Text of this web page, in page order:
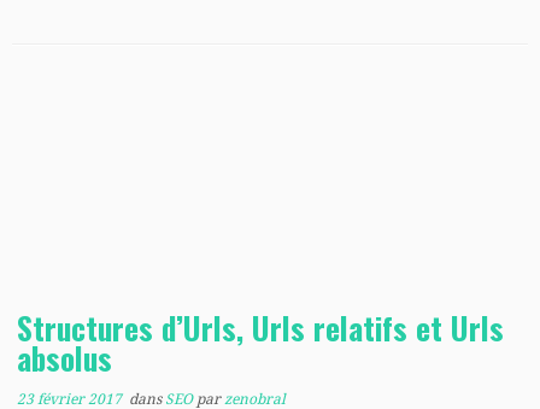
Structures d’Urls, Urls relatifs et Urls
absolus
23 février 2017dans SEO parzenobral